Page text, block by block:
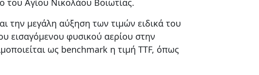
Αγίου Νικολάου Βοιωτίας.
την μεγάλη αύξηση των τιμών ειδικά του
εισαγόμενου φυσικού αερίου στην
ως benchmark η τιμή TTF, όπως